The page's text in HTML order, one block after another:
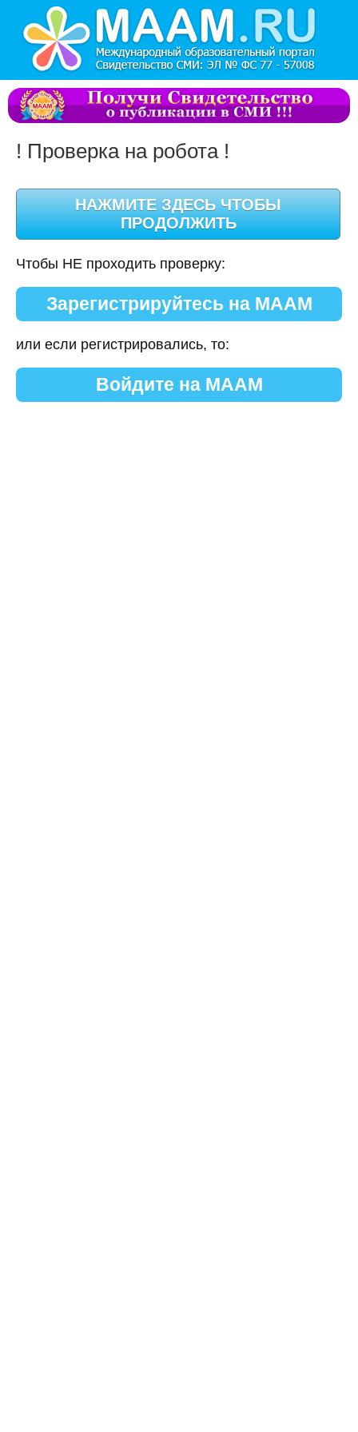
! Проверка на робота !
Чтобы НЕ проходить проверку:
Зарегистрируйтесь на МААМ
или если регистрировались, то:
Войдите на МААМ